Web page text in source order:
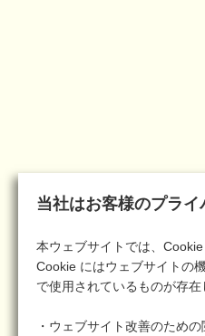
当社はお客様のプラ
本ウェブサイトでは、
Cookie にはウェブサイトの
で使用されているものが存在
・ウェブサイト改善のため